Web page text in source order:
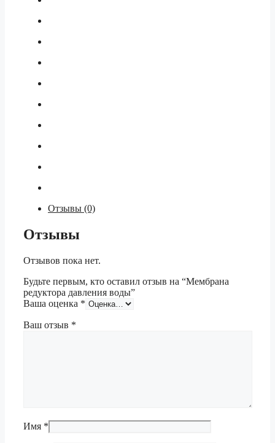
Отзывы (0)
Отзывы
Отзывов пока нет.
Будьте первым, кто оставил отзыв на “Мембрана
редуктора давления воды”
Ваша оценка *
Ваш отзыв *
Имя *